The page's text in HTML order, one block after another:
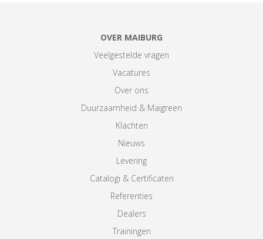
OVER MAIBURG
Veelgestelde vragen
Vacatures
Over ons
Duurzaamheid & Maigreen
Klachten
Nieuws
Levering
Catalogi & Certificaten
Referenties
Dealers
Trainingen